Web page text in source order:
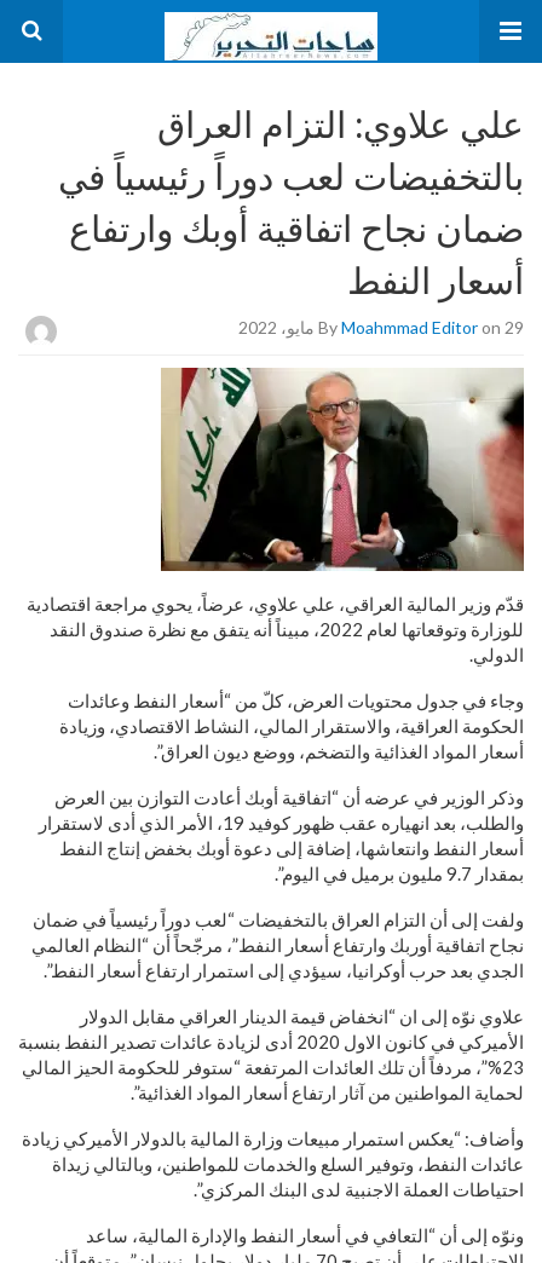
علي علاوي: التزام العراق
بالتخفيضات لعب دوراً رئيسياً في
ضمان نجاح اتفاقية أوبك وارتفاع
أسعار النفط
ByMoahmmad Editoron 29 مايو، 2022
قدّم وزير المالية العراقي، علي علاوي، عرضاً، يحوي مراجعة اقتصادية
للوزارة وتوقعاتها لعام 2022، مبيناً أنه يتفق مع نظرة صندوق النقد
الدولي.
وجاء في جدول محتويات العرض، كلّ من “أسعار النفط وعائدات
الحكومة العراقية، والاستقرار المالي، النشاط الاقتصادي، وزيادة
أسعار المواد الغذائية والتضخم، ووضع ديون العراق”.
وذكر الوزير في عرضه أن “اتفاقية أوبك أعادت التوازن بين العرض
والطلب، بعد انهياره عقب ظهور كوفيد 19، الأمر الذي أدى لاستقرار
أسعار النفط وانتعاشها، إضافة إلى دعوة أوبك بخفض إنتاج النفط
بمقدار 9.7 مليون برميل في اليوم”.
ولفت إلى أن التزام العراق بالتخفيضات “لعب دوراً رئيسياً في ضمان
نجاح اتفاقية أوربك وارتفاع أسعار النفط”، مرجّحاً أن “النظام العالمي
الجدي بعد حرب أوكرانيا، سيؤدي إلى استمرار ارتفاع أسعار النفط”.
علاوي نوّه إلى ان “انخفاض قيمة الدينار العراقي مقابل الدولار
الأميركي في كانون الاول 2020 أدى لزيادة عائدات تصدير النفط بنسبة
23%”، مردفاً أن تلك العائدات المرتفعة “ستوفر للحكومة الحيز المالي
لحماية المواطنين من آثار ارتفاع أسعار المواد الغذائية”.
وأضاف: “يعكس استمرار مبيعات وزارة المالية بالدولار الأميركي زيادة
عائدات النفط، وتوفير السلع والخدمات للمواطنين، وبالتالي زيداة
احتياطات العملة الاجنبية لدى البنك المركزي”.
ونوّه إلى أن “التعافي في أسعار النفط والإدارة المالية، ساعد